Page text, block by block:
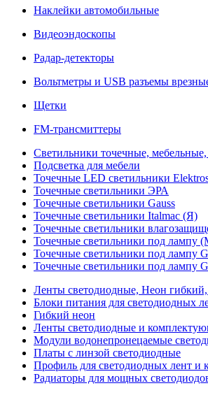
Наклейки автомобильные
Видеоэндоскопы
Радар-детекторы
Вольтметры и USB разъемы
Щетки
FM-трансмиттеры
Светильники точечные,
Подсветка для мебели
Точечные LED светильники
Точечные светильники ЭРА
Точечные светильники Gauss
Точечные светильники Italmac (Я)
Точечные светильники
Точечные светильники под лампу
Точечные светильники под лампу
Точечные светильники под лампу
Ленты светодиодные, Неон
Блоки питания для светодиодных
Гибкий неон
Ленты светодиодные и
Модули водонепронецаемые
Платы с линзой светодиодные
Профиль для светодиодных лент
Радиаторы для мощных